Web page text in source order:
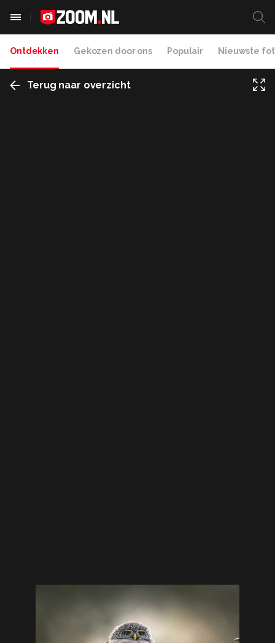
Ontdekken Gekozen door ons Populair Nieuwste
Terug naar overzicht